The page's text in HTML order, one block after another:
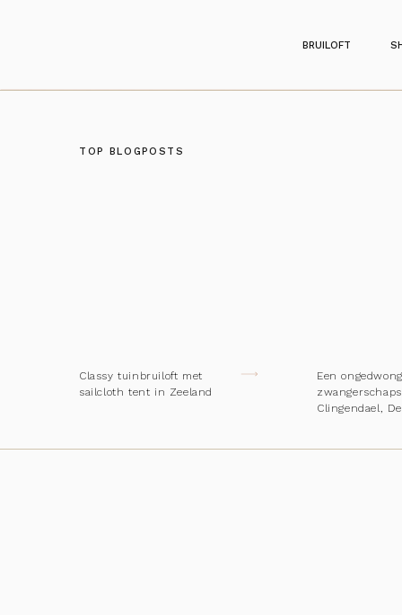
BRUILOFT
TOP BLOGPOSTS
Classy tuinbruiloft met
sailcloth tent in Zeeland
Een
Clingendael,